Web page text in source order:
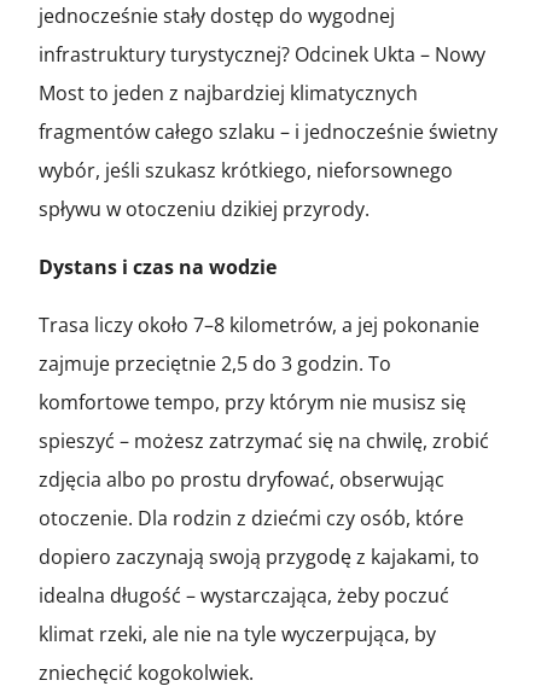
jednocześnie stały dostęp do wygodnej
infrastruktury turystycznej? Odcinek Ukta – Nowy
Most to jeden z najbardziej klimatycznych
fragmentów całego szlaku – i jednocześnie świetny
wybór, jeśli szukasz krótkiego, nieforsownego
spływu w otoczeniu dzikiej przyrody.
Dystans i czas na wodzie
Trasa liczy około 7–8 kilometrów, a jej pokonanie
zajmuje przeciętnie 2,5 do 3 godzin. To
komfortowe tempo, przy którym nie musisz się
spieszyć – możesz zatrzymać się na chwilę, zrobić
zdjęcia albo po prostu dryfować, obserwując
otoczenie. Dla rodzin z dziećmi czy osób, które
dopiero zaczynają swoją przygodę z kajakami, to
idealna długość – wystarczająca, żeby poczuć
klimat rzeki, ale nie na tyle wyczerpująca, by
zniechęcić kogokolwiek.